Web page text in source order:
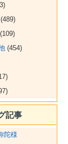
(109)
(454)
記事
陀様